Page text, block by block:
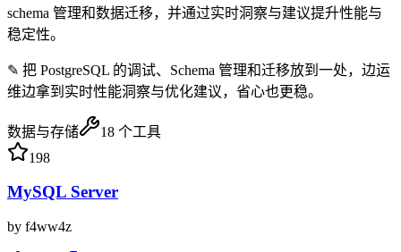
schema 管理和数据迁移，并通过实时洞察与建议提升性能与
稳定性。
✎ 把 PostgreSQL 的调试、Schema 管理和迁移放到一处，边运
维边拿到实时性能洞察与优化建议，省心也更稳。
数据与存储 18 个工具
198
MySQL Server
by f4ww4z